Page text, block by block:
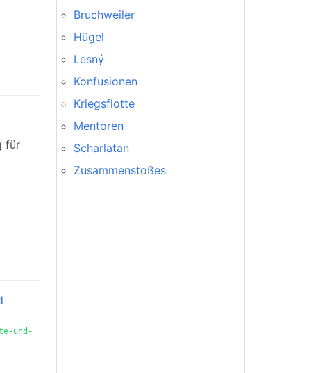
für
und-
Bruchweiler
Hügel
Lesný
Konfusionen
Kriegsflotte
Mentoren
Scharlatan
Zusammenstoßes